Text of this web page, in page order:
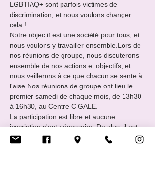
LGBTIAQ+ sont parfois victimes de
discrimination, et nous voulons changer
cela !
Notre objectif est une société pour tous, et
nous voulons y travailler ensemble.​Lors de
nos réunions de groupe, nous discuterons
ensemble de nos actions et objectifs, et
nous veillerons à ce que chacun se sente à
l'aise.Nos réunions de groupe ont lieu le
premier samedi de chaque mois, de 13h30
à 16h30, au Centre CIGALE.
La participation est libre et aucune
inscription n'est nécessaire. De plus, il est
possible de quitter le groupe à tout moment